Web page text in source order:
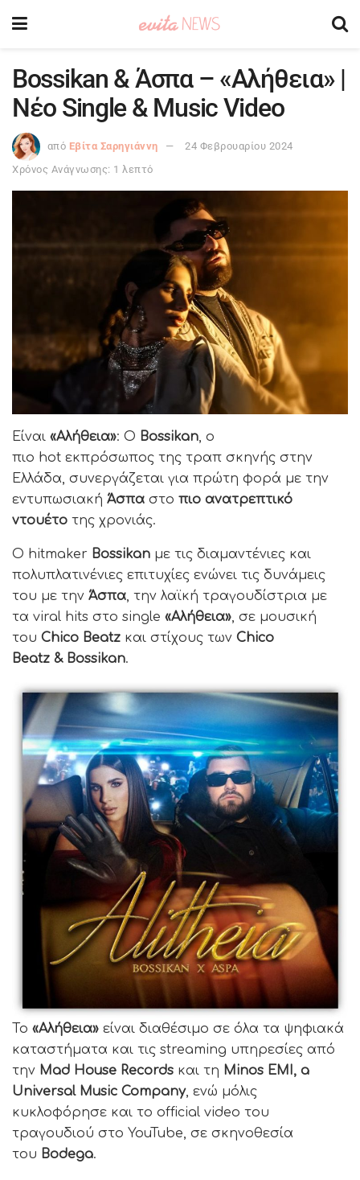
Bossikan & Άσπα – «Αλήθεια» |
Νέο Single & Music Video
από Εβίτα Σαρηγιάννη
24 Φεβρουαρίου 2024
Χρόνος Ανάγνωσης: 1 λεπτό
Είναι «Αλήθεια»: Ο Bossikan, ο
πιο hot εκπρόσωπος της τραπ σκηνής στην
Ελλάδα, συνεργάζεται για πρώτη φορά με την
εντυπωσιακή Άσπα στο πιο ανατρεπτικό
ντουέτο της χρονιάς.
Ο hitmaker Bossikan με τις διαμαντένιες και
πολυπλατινένιες επιτυχίες ενώνει τις δυνάμεις
του με την Άσπα, την λαϊκή τραγουδίστρια με
τα viral hits στο single «Αλήθεια», σε μουσική
του Chico Beatz και στίχους των Chico
Beatz & Bossikan.
Το «Αλήθεια» είναι διαθέσιμο σε όλα τα ψηφιακά
καταστήματα και τις streaming υπηρεσίες από
την Mad House Records και τη Minos EMI, a
Universal Music Company, ενώ μόλις
κυκλοφόρησε και το official video του
τραγουδιού στο YouTube, σε σκηνοθεσία
του Bodega.